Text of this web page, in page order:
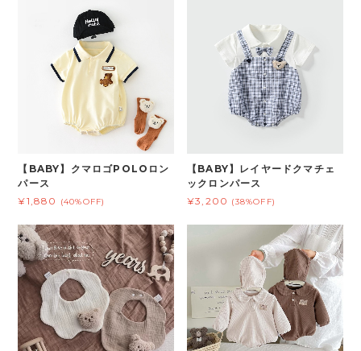
【BABY】クマロゴPOLOロン
パース
¥1,880
(40%OFF)
【BABY】レイヤードクマチェ
ックロンパース
¥3,200 (38%OFF)